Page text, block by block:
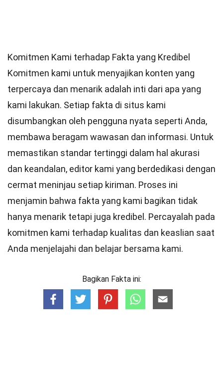
Komitmen Kami terhadap Fakta yang Kredibel
Komitmen kami untuk menyajikan konten yang
terpercaya dan menarik adalah inti dari apa yang
kami lakukan. Setiap fakta di situs kami
disumbangkan oleh pengguna nyata seperti Anda,
membawa beragam wawasan dan informasi. Untuk
memastikan standar tertinggi dalam hal akurasi
dan keandalan, editor kami yang berdedikasi dengan
cermat meninjau setiap kiriman. Proses ini
menjamin bahwa fakta yang kami bagikan tidak
hanya menarik tetapi juga kredibel. Percayalah pada
komitmen kami terhadap kualitas dan keaslian saat
Anda menjelajahi dan belajar bersama kami.
Bagikan Fakta ini: